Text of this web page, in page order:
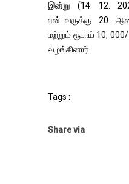
இன்று (14. 12.
என்பவருக்கு 20
மற்றும் ரூபாய் 10,
வழங்கினார்.
Tags :
Share via